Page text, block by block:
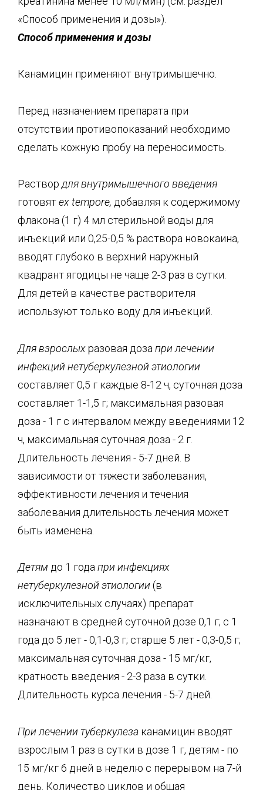
«Способ применения и дозы»).
Способ применения и дозы
Канамицин применяют внутримышечно.
Перед назначением препарата при
отсутствии противопоказаний необходимо
сделать кожную пробу на переносимость.
Раствор для внутримышечного введения
готовятextempore, добавляя к содержимому
флакона (1 г) 4 мл стерильной воды для
инъекций или 0,25-0,5 % раствора новокаина,
вводят глубоко в верхний наружный
квадрант ягодицы не чаще 2-3 раз в сутки.
Для детей в качестве растворителя
используют только воду для инъекций.
Для взрослыхразовая доза при лечении
инфекций нетуберкулезной этиологии
составляет 0,5 г каждые 8-12 ч, суточная доза
составляет 1-1,5 г; максимальная разовая
доза - 1 г с интервалом между введениями 12
ч, максимальная суточная доза - 2 г.
Длительность лечения - 5-7 дней. В
зависимости от тяжести заболевания,
эффективности лечения и течения
заболевания длительность лечения может
быть изменена.
Детям до 1 года при инфекциях
нетуберкулезной этиологии (в
исключительных случаях) препарат
назначают в средней суточной дозе 0,1 г; с 1
года до 5 лет - 0,1-0,3 г; старше 5 лет - 0,3-0,5 г;
максимальная суточная доза - 15 мг/кг,
кратность введения - 2-3 раза в сутки.
Длительность курса лечения - 5-7 дней.
При лечении туберкулеза канамицин вводят
взрослым 1 раз в сутки в дозе 1 г, детям - по
15 мг/кг 6 дней в неделю с перерывом на 7-й
день. Количество циклов и общая